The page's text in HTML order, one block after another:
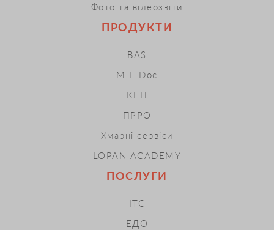
Фото та відеозвіти
ПРОДУКТИ
BAS
M.E.Doc
КЕП
ПРРО
Хмарні сервіси
LOPAN ACADEMY
ПОСЛУГИ
ІТС
ЕДО